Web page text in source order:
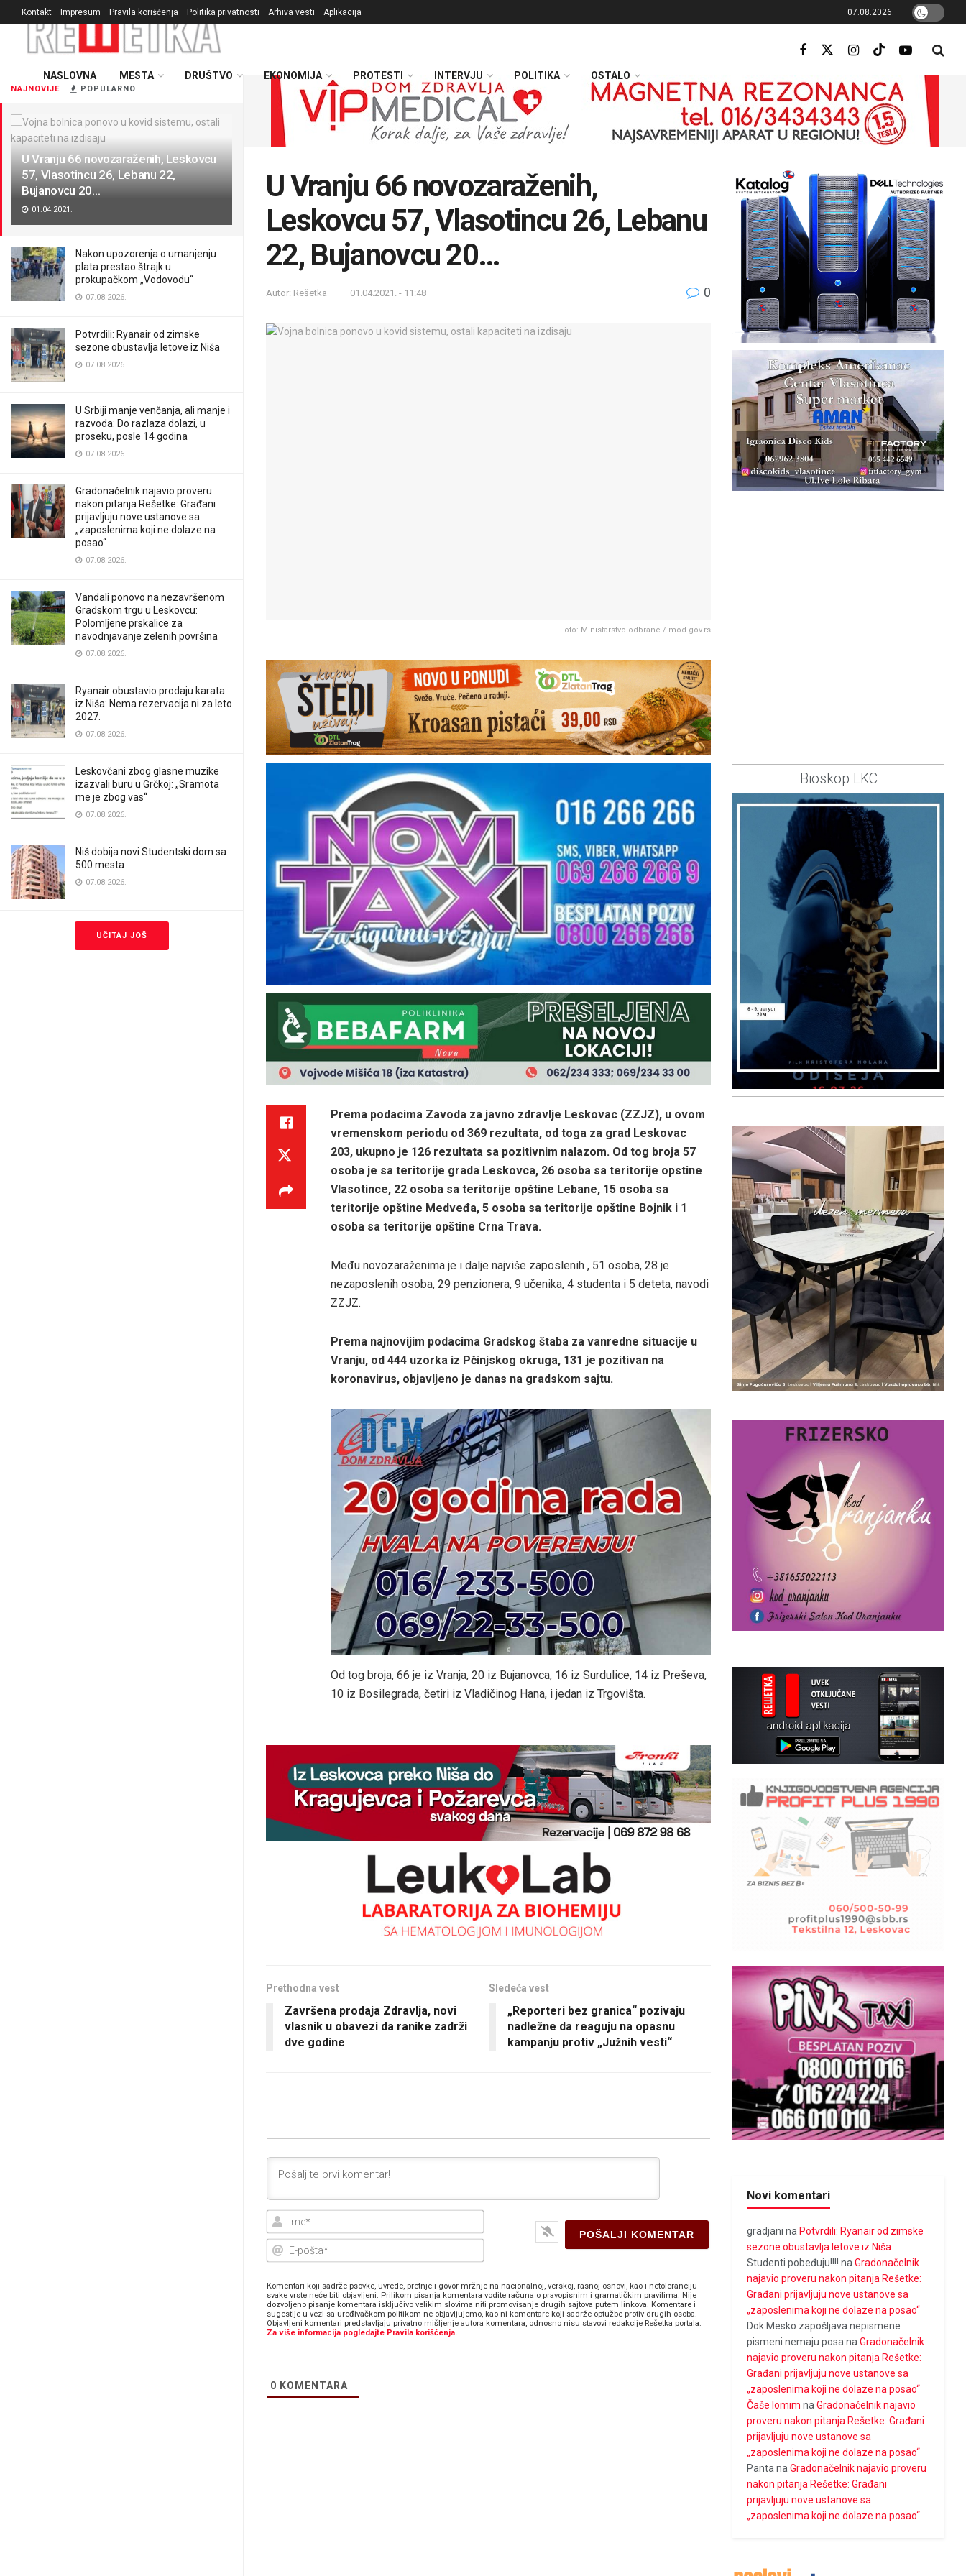
NAJNOVIJE POPULARNO
U Vranju 66 novozaraženih, Leskovcu
57, Vlasotincu 26, Lebanu 22,
Bujanovcu 20…
01.04.2021.
Nakon upozorenja o umanjenju
plata prestao štrajk u
prokupačkom „Vodovodu“
07.08.2026.
Potvrdili: Ryanair od zimske
sezone obustavlja letove iz Niša
07.08.2026.
U Srbiji manje venčanja, ali manje i
razvoda: Do razlaza dolazi, u
proseku, posle 14 godina
07.08.2026.
Gradonačelnik najavio proveru
nakon pitanja Rešetke: Građani
prijavljuju nove ustanove sa
„zaposlenima koji ne dolaze na
posao“
07.08.2026.
Vandali ponovo na nezavršenom
Gradskom trgu u Leskovcu:
Polomljene prskalice za
navodnjavanje zelenih površina
07.08.2026.
Ryanair obustavio prodaju karata
iz Niša: Nema rezervacija ni za leto
2027.
07.08.2026.
Leskovčani zbog glasne muzike
izazvali buru u Grčkoj: „Sramota
me je zbog vas“
07.08.2026.
Niš dobija novi Studentski dom sa
500 mesta
07.08.2026.
UČITAJ JOŠ
Kontakt Impresum Pravila korišćenja Politika privatnosti Arhiva vesti Aplikacija 07.08.2026.
NASLOVNA MESTA DRUŠTVO EKONOMIJA PROTESTI INTERVJU POLITIKA OSTALO
U Vranju 66 novozaraženih,
Leskovcu 57, Vlasotincu 26, Lebanu
22, Bujanovcu 20…
Autor: Rešetka 01.04.2021. - 11:48 0
Foto: Ministarstvo odbrane / mod.gov.rs
Prema podacima Zavoda za javno zdravlje Leskovac (ZZJZ), u ovom
vremenskom periodu od 369 rezultata, od toga za grad Leskovac
203, ukupno je 126 rezultata sa pozitivnim nalazom. Od tog broja 57
osoba je sa teritorije grada Leskovca, 26 osoba sa teritorije opstine
Vlasotince, 22 osoba sa teritorije opštine Lebane, 15 osoba sa
teritorije opštine Medveđa, 5 osoba sa teritorije opštine Bojnik i 1
osoba sa teritorije opštine Crna Trava.
Među novozaraženima je i dalje najviše zaposlenih , 51 osoba, 28 je
nezaposlenih osoba, 29 penzionera, 9 učenika, 4 studenta i 5 deteta, navodi
ZZJZ.
Prema najnovijim podacima Gradskog štaba za vanredne situacije u
Vranju, od 444 uzorka iz Pčinjskog okruga, 131 je pozitivan na
koronavirus, objavljeno je danas na gradskom sajtu.
Od tog broja, 66 je iz Vranja, 20 iz Bujanovca, 16 iz Surdulice, 14 iz Preševa,
10 iz Bosilegrada, četiri iz Vladičinog Hana, i jedan iz Trgovišta.
Prethodna vest
Završena prodaja Zdravlja, novi
vlasnik u obavezi da ranike zadrži
dve godine
Sledeća vest
„Reporteri bez granica“ pozivaju
nadležne da reaguju na opasnu
kampanju protiv „Južnih vesti“
Ime*
E-
Komentari koji sadrže psovke, uvrede, pretnje i govor mržnje na nacionalnoj, verskoj, rasnoj osnovi, kao i netoleranciju
svake vrste neće biti objavljeni. Prilikom pisanja komentara vodite računa o pravopisnim i gramatičkim pravilima. Nije
dozvoljeno pisanje komentara isključivo velikim slovima niti promovisanje drugih sajtova putem linkova. Komentare i
sugestije u vezi sa uređivačkom politikom ne objavljujemo, kao ni komentare koji sadrže optužbe protiv drugih osoba.
Objavljeni komentari predstavljaju privatno mišljenje autora komentara, odnosno nisu stavovi redakcije Rešetka portala.
Za više informacija pogledajte Pravila korišćenja.
0 KOMENTARA
Bioskop LKC
Novi komentari
gradjani na Potvrdili: Ryanair od zimske
sezone obustavlja letove iz Niša
Studenti pobeđuju!!!! naGradonačelnik
najavio proveru nakon pitanja Rešetke:
Građani prijavljuju nove ustanove sa
„zaposlenima koji ne dolaze na posao“
Dok Mesko zapošljava nepismene
pismeni nemaju posa naGradonačelnik
najavio proveru nakon pitanja Rešetke:
Građani prijavljuju nove ustanove sa
„zaposlenima koji ne dolaze na posao“
Čaše lomim naGradonačelnik najavio
proveru nakon pitanja Rešetke: Građani
prijavljuju nove ustanove sa
„zaposlenima koji ne dolaze na posao“
Panta naGradonačelnik najavio proveru
nakon pitanja Rešetke: Građani
prijavljuju nove ustanove sa
„zaposlenima koji ne dolaze na posao“